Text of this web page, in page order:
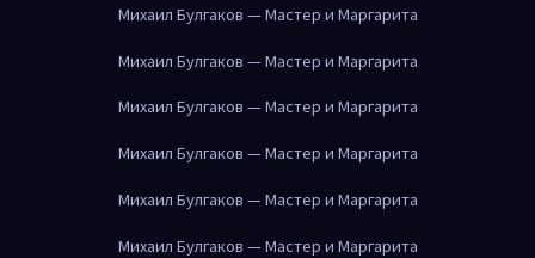
Михаил Булгаков — Мастер и Маргарита
Михаил Булгаков — Мастер и Маргарита
Михаил Булгаков — Мастер и Маргарита
Михаил Булгаков — Мастер и Маргарита
Михаил Булгаков — Мастер и Маргарита
Михаил Булгаков — Мастер и Маргарита